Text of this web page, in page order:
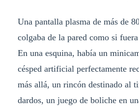
Una pantalla plasma de más de
colgaba de la pared como si
En una esquina, había un
césped artificial perfectamente
más allá, un rincón destinado al
dardos, un juego de boliche en